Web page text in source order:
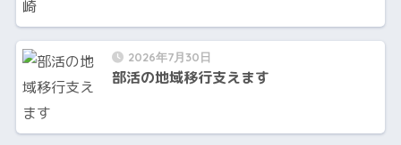
2026年7月30日
部活の地域移行支えます